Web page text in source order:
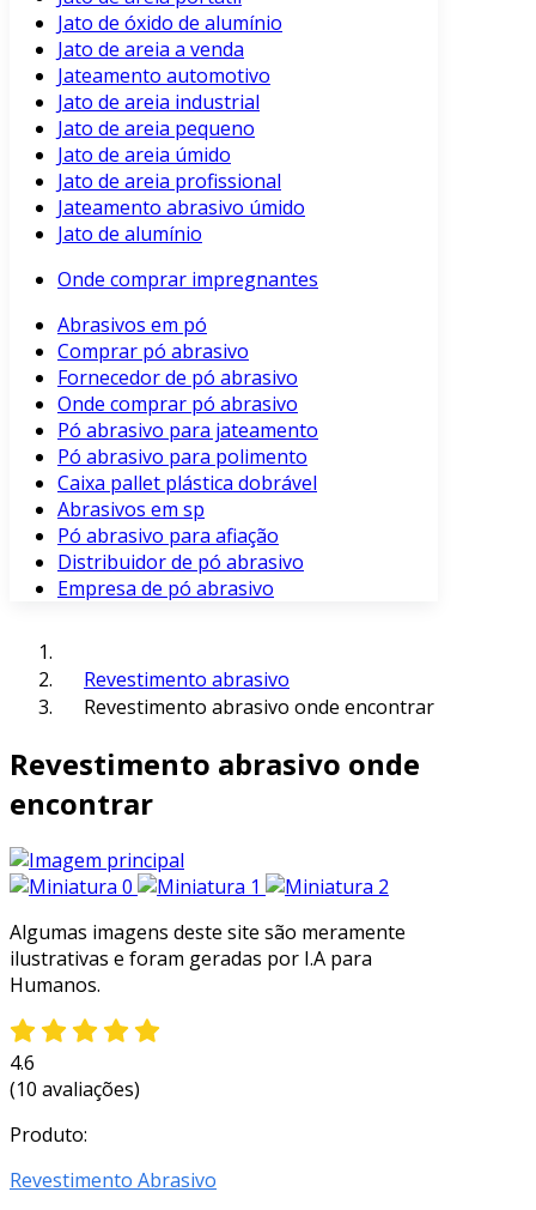
Jato de óxido de alumínio
Jato de areia a venda
Jateamento automotivo
Jato de areia industrial
Jato de areia pequeno
Jato de areia úmido
Jato de areia profissional
Jateamento abrasivo úmido
Jato de alumínio
Onde comprar impregnantes
Abrasivos em pó
Comprar pó abrasivo
Fornecedor de pó abrasivo
Onde comprar pó abrasivo
Pó abrasivo para jateamento
Pó abrasivo para polimento
Caixa pallet plástica dobrável
Abrasivos em sp
Pó abrasivo para afiação
Distribuidor de pó abrasivo
Empresa de pó abrasivo
Revestimento abrasivo
Revestimento abrasivo onde encontrar
Revestimento abrasivo onde
encontrar
Algumas imagens deste site são meramente
ilustrativas e foram geradas por I.A para
Humanos.
4.6
(10 avaliações)
Produto:
Revestimento Abrasivo